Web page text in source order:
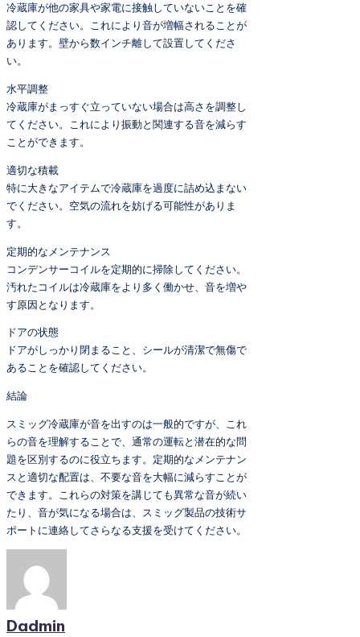
冷蔵庫が他の家具や家電に接触していないことを確
認してください。これにより音が増幅されることが
あります。壁から数インチ離して設置してくださ
い。
水平調整
冷蔵庫がまっすぐ立っていない場合は高さを調整し
てください。これにより振動と関連する音を減らす
ことができます。
適切な積載
特に大きなアイテムで冷蔵庫を過度に詰め込まない
でください。空気の流れを妨げる可能性がありま
す。
定期的なメンテナンス
コンデンサーコイルを定期的に掃除してください。
汚れたコイルは冷蔵庫をより多く働かせ、音を増や
す原因となります。
ドアの状態
ドアがしっかり閉まること、シールが清潔で無傷で
あることを確認してください。
結論
スミッグ冷蔵庫が音を出すのは一般的ですが、これ
らの音を理解することで、通常の運転と潜在的な問
題を区別するのに役立ちます。定期的なメンテナン
スと適切な配置は、不要な音を大幅に減らすことが
できます。これらの対策を講じても異常な音が続い
たり、音が気になる場合は、スミッグ製品の技術サ
ポートに連絡してさらなる支援を受けてください。
Dadmin